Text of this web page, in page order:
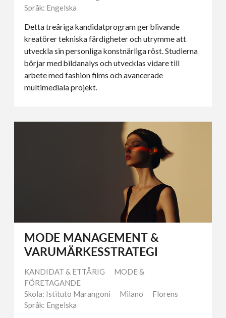
Språk: Engelska
Detta treåriga kandidatprogram ger blivande
kreatörer tekniska färdigheter och utrymme att
utveckla sin personliga konstnärliga röst. Studierna
börjar med bildanalys och utvecklas vidare till
arbete med fashion films och avancerade
multimediala projekt.
MODE MANAGEMENT &
VARUMÄRKESSTRATEGI
KANDIDAT & ETTÅRIG
MODE &
FÖRETAGANDE
Skola: Istituto Marangoni
Milano
Florens
Språk: Engelska